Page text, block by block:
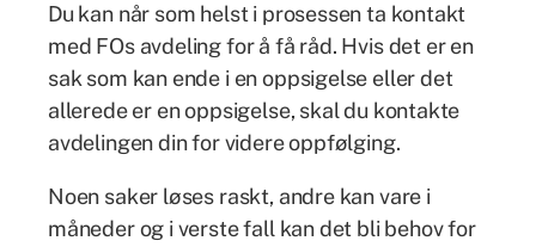
Du kan når som helst i prosessen ta kontakt
med FOs avdeling for å få råd. Hvis det er en
sak som kan ende i en oppsigelse eller det
allerede er en oppsigelse, skal du kontakte
avdelingen din for videre oppfølging.
Noen saker løses raskt, andre kan vare i
måneder og i verste fall kan det bli behov for